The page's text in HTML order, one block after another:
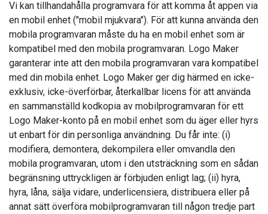
Vi kan tillhandahålla programvara för att komma åt appen via
en mobil enhet ("mobil mjukvara"). För att kunna använda den
mobila programvaran måste du ha en mobil enhet som är
kompatibel med den mobila programvaran. Logo Maker
garanterar inte att den mobila programvaran vara kompatibel
med din mobila enhet. Logo Maker ger dig härmed en icke-
exklusiv, icke-överförbar, återkallbar licens för att använda
en sammanställd kodkopia av mobilprogramvaran för ett
Logo Maker-konto på en mobil enhet som du äger eller hyrs
ut enbart för din personliga användning. Du får inte: (i)
modifiera, demontera, dekompilera eller omvandla den
mobila programvaran, utom i den utsträckning som en sådan
begränsning uttryckligen är förbjuden enligt lag; (ii) hyra,
hyra, låna, sälja vidare, underlicensiera, distribuera eller på
annat sätt överföra mobilprogramvaran till någon tredje part